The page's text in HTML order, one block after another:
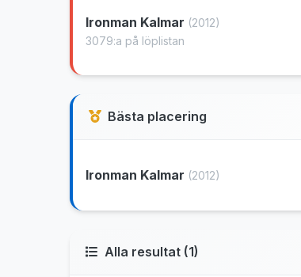
Ironman Kalmar (2012)
3079:a på löplistan
Bästa placering
Ironman Kalmar (2012)
Alla resultat (1)